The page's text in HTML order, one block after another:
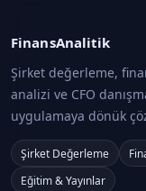
FinansAnalitik
Şirket değerleme,
analizi ve CFO
uygulamaya dönük
Şirket Değerleme
Eğitim & Yayınlar